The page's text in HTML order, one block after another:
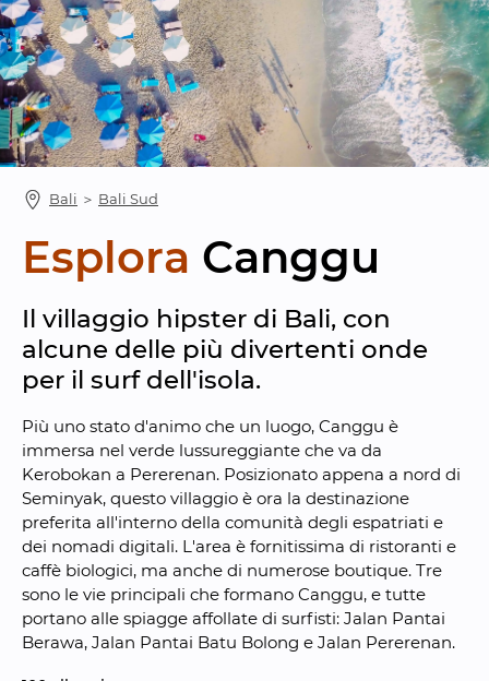
Bali ＞ Bali Sud
Esplora Canggu
Il villaggio hipster di Bali, con
alcune delle più divertenti onde
per il surf dell'isola.
Più uno stato d'animo che un luogo, Canggu è
immersa nel verde lussureggiante che va da
Kerobokan a Pererenan. Posizionato appena a nord di
Seminyak, questo villaggio è ora la destinazione
preferita all'interno della comunità degli espatriati e
dei nomadi digitali. L'area è fornitissima di ristoranti e
caffè biologici, ma anche di numerose boutique. Tre
sono le vie principali che formano Canggu, e tutte
portano alle spiagge affollate di surfisti: Jalan Pantai
Berawa, Jalan Pantai Batu Bolong e Jalan Pererenan.